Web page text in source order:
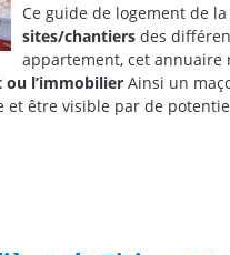
Ce guide de logement de
sites/chantiers des
appartement, cet annuaire
ou l’immobilier Ainsi un
et être visible par de